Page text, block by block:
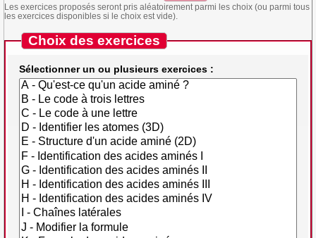
Les exercices proposés seront pris aléatoirement parmi les choix (ou parmi tous
les exercices disponibles si le choix est vide).
Choix des exercices
Sélectionner un ou plusieurs exercices :